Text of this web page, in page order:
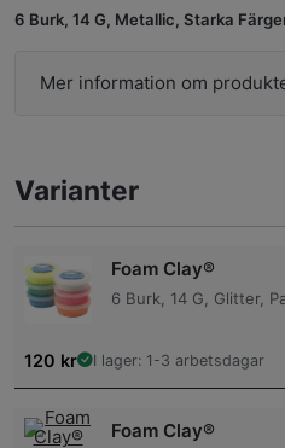
6 Burk, 14 G, Metallic, Starka
Mer information om
Varianter
Foam Clay®
6 Burk, 14 G, Glitter,
120 kr I lager: 1-3 arbetsdagar
Foam Clay®